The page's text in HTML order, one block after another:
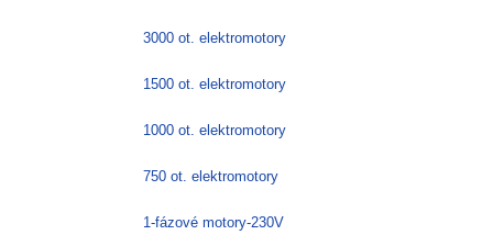
3000 ot. elektromotory
1500 ot. elektromotory
1000 ot. elektromotory
750 ot. elektromotory
1-fázové motory-230V